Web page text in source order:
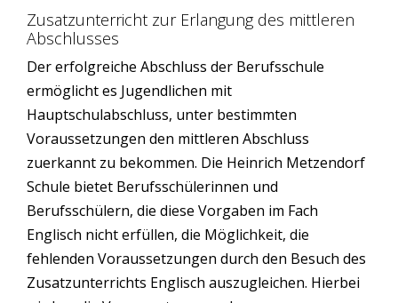
Zusatzunterricht zur Erlangung des mittleren
Abschlusses
Der erfolgreiche Abschluss der Berufsschule
ermöglicht es Jugendlichen mit
Hauptschulabschluss, unter bestimmten
Voraussetzungen den mittleren Abschluss
zuerkannt zu bekommen. Die Heinrich Metzendorf
Schule bietet Berufsschülerinnen und
Berufsschülern, die diese Vorgaben im Fach
Englisch nicht erfüllen, die Möglichkeit, die
fehlenden Voraussetzungen durch den Besuch des
Zusatzunterrichts Englisch auszugleichen. Hierbei